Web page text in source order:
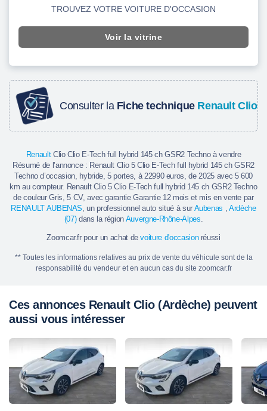
TROUVEZ VOTRE VOITURE D'OCCASION
Voir la vitrine
Consulter la Fiche technique Renault Clio
RenaultClio Clio E-Tech full hybrid 145 ch GSR2 Techno à vendre
Résumé de l’annonce : Renault Clio 5 Clio E-Tech full hybrid 145 ch GSR2
Techno d’occasion, hybride, 5 portes, à 22990 euros, de 2025 avec 5 600
km au compteur. Renault Clio 5 Clio E-Tech full hybrid 145 ch GSR2 Techno
de couleur Gris, 5 CV, avec garantie Garantie 12 mois et mis en vente par
RENAULT AUBENAS, un professionnel auto situé à sur Aubenas ,Ardèche
(07) dans la région Auvergne-Rhône-Alpes.
Zoomcar.fr pour un achat devoiture d'occasionréussi
** Toutes les informations relatives au prix de vente du véhicule sont de la
responsabilité du vendeur et en aucun cas du site zoomcar.fr
Ces annonces Renault Clio (Ardèche) peuvent
aussi vous intéresser